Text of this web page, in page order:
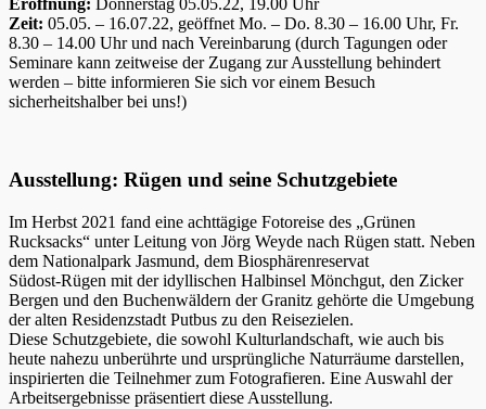
Zeit: 05.05. – 16.07.22, geöffnet Mo. – Do. 8.30 – 16.00 Uhr, Fr.
8.30 – 14.00 Uhr und nach Vereinbarung (durch Tagungen oder
Seminare kann zeitweise der Zugang zur Ausstellung behindert
werden – bitte informieren Sie sich vor einem Besuch
sicherheitshalber bei uns!)
Ausstellung: Rügen und seine Schutzgebiete
Im Herbst 2021 fand eine achttägige Fotoreise des „Grünen
Rucksacks“ unter Leitung von Jörg Weyde nach Rügen statt. Neben
dem Nationalpark Jasmund, dem Biosphärenreservat
Südost-Rügen mit der idyllischen Halbinsel Mönchgut, den Zicker
Bergen und den Buchenwäldern der Granitz gehörte die Umgebung
der alten Residenzstadt Putbus zu den Reisezielen.
Diese Schutzgebiete, die sowohl Kulturlandschaft, wie auch bis
heute nahezu unberührte und ursprüngliche Naturräume darstellen,
inspirierten die Teilnehmer zum Fotografieren. Eine Auswahl der
Arbeitsergebnisse präsentiert diese Ausstellung.